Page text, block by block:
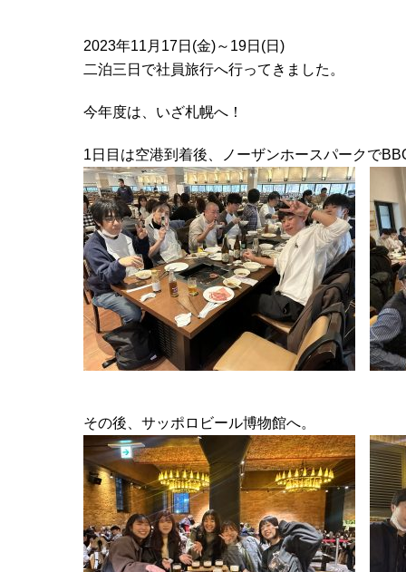
2023年11月17日(金)～19日(日)
二泊三日で社員旅行へ行ってきました。
今年度は、いざ札幌へ！
1日目は空港到着後、ノーザンホースパークで
その後、サッポロビール博物館へ。